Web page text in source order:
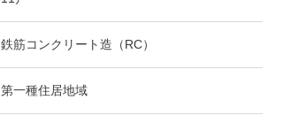
鉄筋コンクリート造（RC）
第一種住居地域